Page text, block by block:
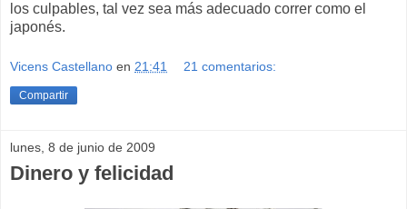
los culpables, tal vez sea más adecuado correr como el
japonés.
Vicens Castellano en 21:41 21 comentarios:
Compartir
lunes, 8 de junio de 2009
Dinero y felicidad